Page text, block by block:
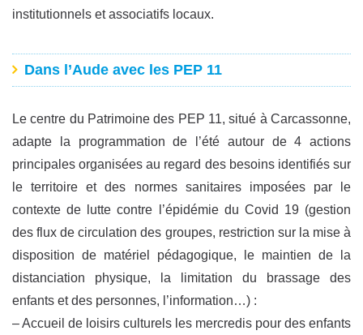
institutionnels et associatifs locaux.
Dans l’Aude avec les PEP 11
Le centre du Patrimoine des PEP 11, situé à Carcassonne,
adapte la programmation de l’été autour de 4 actions
principales organisées au regard des besoins identifiés sur
le territoire et des normes sanitaires imposées par le
contexte de lutte contre l’épidémie du Covid 19 (gestion
des flux de circulation des groupes, restriction sur la mise à
disposition de matériel pédagogique, le maintien de la
distanciation physique, la limitation du brassage des
enfants et des personnes, l’information…) :
– Accueil de loisirs culturels les mercredis pour des enfants